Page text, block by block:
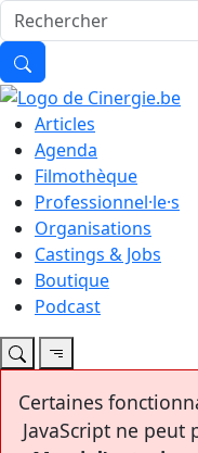
Articles
Agenda
Filmothèque
Professionnel·le·s
Organisations
Castings & Jobs
Boutique
Podcast
Certaines
JavaScript ne